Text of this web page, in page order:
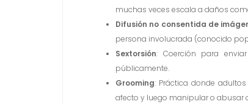
muchas veces escala a daños
Difusión no consentida de
persona involucrada (conocido
Sextorsión: Coerción para
públicamente.
Grooming: Práctica donde
afecto y luego manipular o abusar